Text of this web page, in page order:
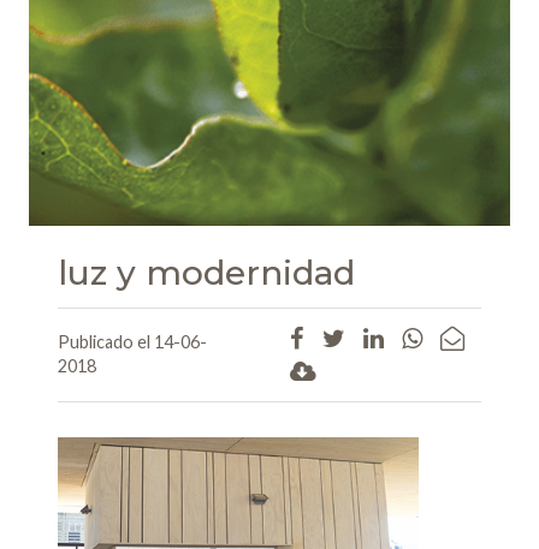
luz y modernidad
Publicado el 14-06-
2018